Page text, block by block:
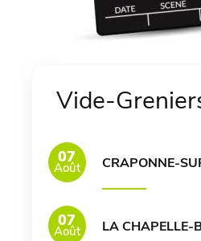
Vide-
07
Août CRAPONNE-
07
Août LA CHAPELLE-